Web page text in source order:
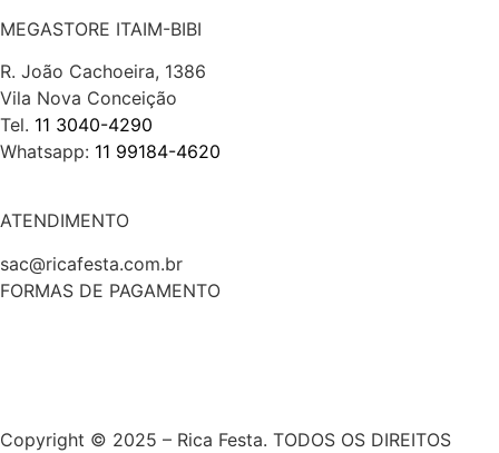
MEGASTORE ITAIM-BIBI
R. João Cachoeira, 1386
Vila Nova Conceição
Tel. 11 3040-4290
Whatsapp: 11 99184-4620
ATENDIMENTO
sac@ricafesta.com.br
FORMAS DE PAGAMENTO
Copyright © 2025 – Rica Festa. TODOS OS DIREITOS